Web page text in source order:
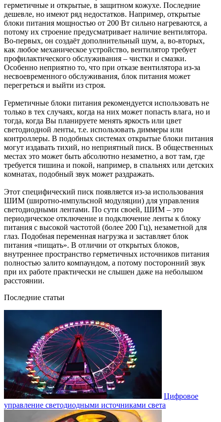
герметичные и открытые, в защитном кожухе. Последние
дешевле, но имеют ряд недостатков. Например, открытые
блоки питания мощностью от 200 Вт сильно нагреваются, а
потому их строение предусматривает наличие вентилятора.
Во-первых, он создаёт дополнительный шум, а, во-вторых,
как любое механическое устройство, вентилятор требует
профилактического обслуживания – чистки и смазки.
Особенно неприятно то, что при отказе вентилятора из-за
несвоевременного обслуживания, блок питания может
перегреться и выйти из строя.
Герметичные блоки питания рекомендуется использовать не
только в тех случаях, когда на них может попасть влага, но и
тогда, когда Вы планируете менять яркость или цвет
светодиодной ленты, т.е. использовать диммеры или
контроллеры. В подобных системах открытые блоки питания
могут издавать тихий, но неприятный писк. В общественных
местах это может быть абсолютно незаметно, а вот там, где
требуется тишина и покой, например, в спальнях или детских
комнатах, подобный звук может раздражать.
Этот специфический писк появляется из-за использования
ШИМ (широтно-импульсной модуляции) для управления
светодиодными лентами. По сути своей, ШИМ – это
периодическое отключение и подключение ленты к блоку
питания с высокой частотой (более 200 Гц), незаметной для
глаз. Подобная переменная нагрузка и заставляет блок
питания «пищать». В отличии от открытых блоков,
внутреннее пространство герметичных источников питания
полностью залито компаундом, а потому посторонний звук
при их работе практически не слышен даже на небольшом
расстоянии.
Последние статьи
Цифровое
управление светодиодными источниками света